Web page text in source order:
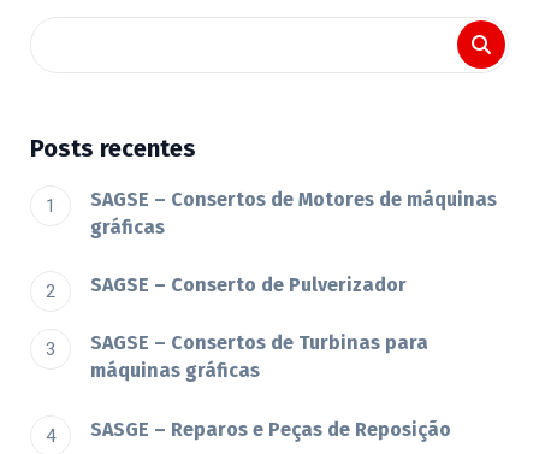
Posts recentes
SAGSE – Consertos de Motores de máquinas
gráficas
SAGSE – Conserto de Pulverizador
SAGSE – Consertos de Turbinas para
máquinas gráficas
SASGE – Reparos e Peças de Reposição